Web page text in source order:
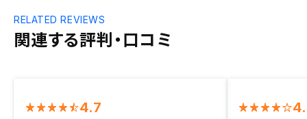
関連する評判・口コミ
RELATED REVIEWS
4.7